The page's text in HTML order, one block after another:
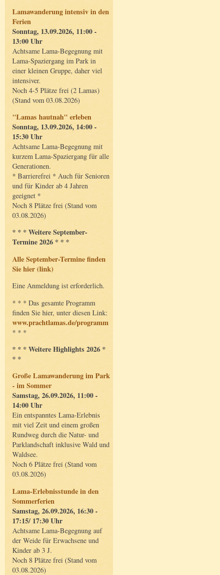
Lamawanderung intensiv in den
Ferien
Sonntag, 13.09.2026, 11:00 -
13:00 Uhr
Achtsame Lama-Begegnung mit
Lama-Spaziergang im Park in
einer kleinen Gruppe, daher viel
intensiver.
Noch 4-5 Plätze frei (2 Lamas)
(Stand vom 03.08.2026)
"Lamas hautnah" erleben
Sonntag, 13.09.2026, 14:00 -
15:30 Uhr
Achtsame Lama-Begegnung mit
kurzem Lama-Spaziergang für alle
Generationen.
* Barrierefrei * Auch für Senioren
und für Kinder ab 4 Jahren
geeignet *
Noch 8 Plätze frei (Stand vom
03.08.2026)
* * * Weitere September-
Termine 2026 * * *
Alle September-Termine finden
Sie hier (link)
Eine Anmeldung ist erforderlich.
* * * Das gesamte Programm
finden Sie hier, unter diesen Link:
www.prachtlamas.de/programm
* * *
* * * Weitere Highlights 2026 *
* *
Große Lamawanderung im Park
- im Sommer
Samstag, 26.09.2026, 11:00 -
14:00 Uhr
Ein entspanntes Lama-Erlebnis
mit viel Zeit und einem großen
Rundweg durch die Natur- und
Parklandschaft inklusive Wald und
Waldsee.
Noch 6 Plätze frei (Stand vom
03.08.2026)
Lama-Erlebnisstunde in den
Sommerferien
Samstag, 26.09.2026, 16:30 -
17:15/ 17:30 Uhr
Achtsame Lama-Begegnung auf
der Weide für Erwachsene und
Kinder ab 3 J.
Noch 8 Plätze frei (Stand vom
03.08.2026)